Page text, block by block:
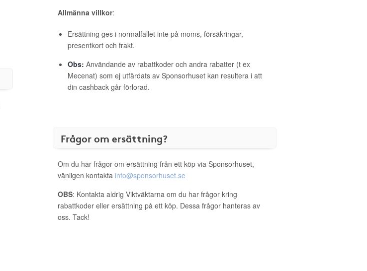
Allmänna villkor:
Ersättning ges i normalfallet inte på moms, försäkringar,
presentkort och frakt.
Obs: Användande av rabattkoder och andra rabatter (t ex
Mecenat) som ej utfärdats av Sponsorhuset kan resultera i att
din cashback går förlorad.
Frågor om ersättning?
Om du har frågor om ersättning från ett köp via Sponsorhuset,
vänligen kontakta info@sponsorhuset.se
OBS: Kontakta aldrig Viktväktarna om du har frågor kring
rabattkoder eller ersättning på ett köp. Dessa frågor hanteras av
oss. Tack!